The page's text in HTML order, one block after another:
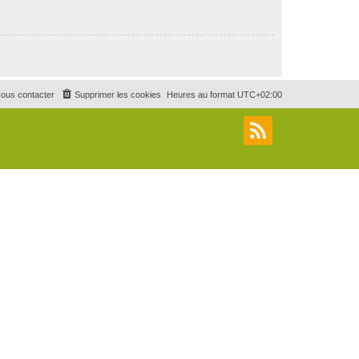
Heures au format UTC+02:00
Supprimer les cookies
contacter